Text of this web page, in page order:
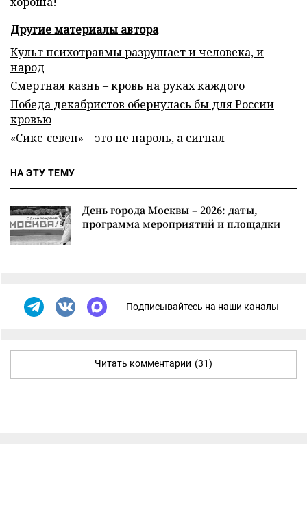
Другие материалы автора
Культ психотравмы разрушает и человека, и
народ
Смертная казнь – кровь на руках каждого
Победа декабристов обернулась бы для России
кровью
«Сикс-севен» – это не пароль, а сигнал
НА ЭТУ ТЕМУ
День города Москвы – 2026: даты,
программа мероприятий и площадки
Подписывайтесь на наши каналы
Читать комментарии (31)